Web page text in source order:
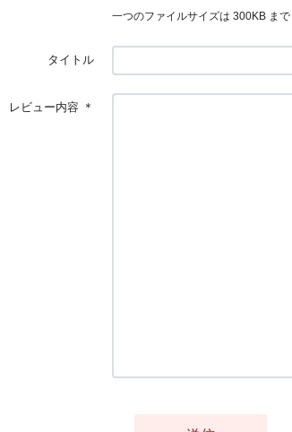
一つのファイルサイズは 300KB まで
タイトル
レビュー内容 ＊